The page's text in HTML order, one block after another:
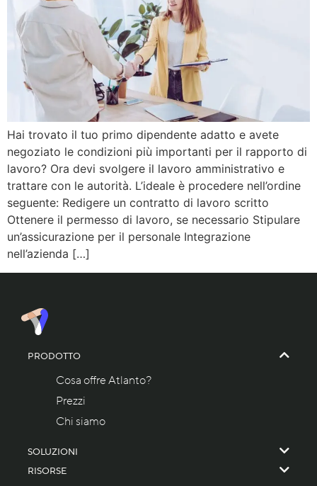
Hai trovato il tuo primo dipendente adatto e avete
negoziato le condizioni più importanti per il rapporto di
lavoro? Ora devi svolgere il lavoro amministrativo e
trattare con le autorità. L’ideale è procedere nell’ordine
seguente: Redigere un contratto di lavoro scritto
Ottenere il permesso di lavoro, se necessario Stipulare
un’assicurazione per il personale Integrazione
nell’azienda […]
PRODOTTO
Cosa offre Atlanto?
Prezzi
Chi siamo
SOLUZIONI
RISORSE